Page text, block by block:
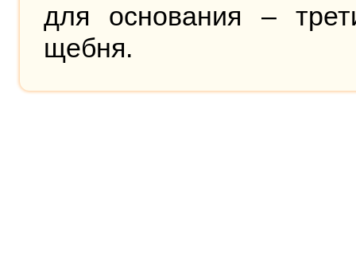
для основания –
щебня.